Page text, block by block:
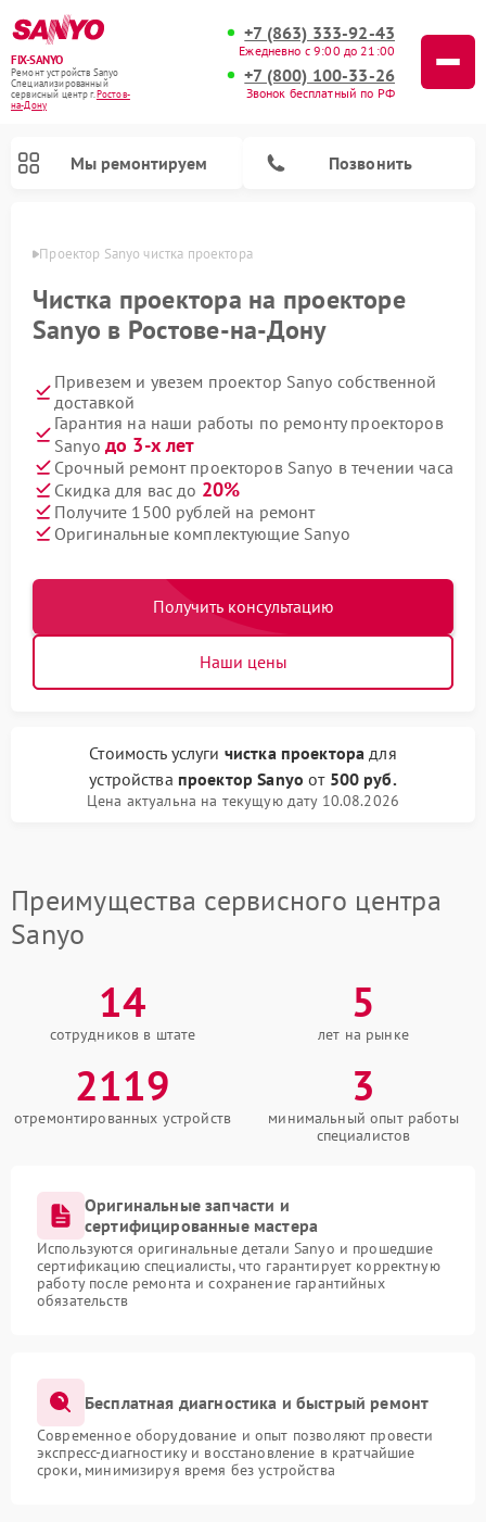
FIX-SANYO
Ремонт устройств Sanyo
Специализированный
cервисный центр г.Ростов-
на-Дону
+7 (863) 333-92-43
Ежедневно с 9:00 до 21:00
+7 (800) 100-33-26
Звонок бесплатный по РФ
Мы ремонтируем Позвонить
Проектор Sanyo чистка проектора
Чистка проектора на проекторе
Sanyo в Ростове-на-Дону
Привезем и увезем проектор Sanyo собственной
доставкой
Гарантия на наши работы по ремонту проекторов
Sanyo до 3-х лет
Срочный ремонт проекторов Sanyo в течении часа
Скидка для вас до 20%
Получите 1500 рублей на ремонт
Оригинальные комплектующие Sanyo
Получить консультацию
Наши цены
Стоимость услуги чистка проектора для
устройства проектор Sanyo от 500 руб.
Цена актуальна на текущую дату 10.08.2026
Преимущества сервисного центра
Sanyo
14
сотрудников в штате
5
лет на рынке
2119
отремонтированных устройств
3
минимальный опыт работы
специалистов
Оригинальные запчасти и
сертифицированные мастера
Используются оригинальные детали Sanyo и прошедшие
сертификацию специалисты, что гарантирует корректную
работу после ремонта и сохранение гарантийных
обязательств
Бесплатная диагностика и быстрый ремонт
Современное оборудование и опыт позволяют провести
экспресс-диагностику и восстановление в кратчайшие
сроки, минимизируя время без устройства